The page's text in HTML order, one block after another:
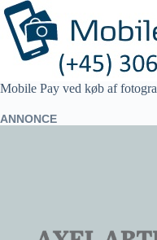
Mobile Pay ved køb af
ANNONCE